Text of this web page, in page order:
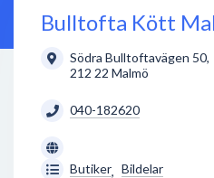
Bulltofta Kött
Södra Bulltoftavägen 50,
212 22 Malmö
040-182620
Butiker, Bildelar